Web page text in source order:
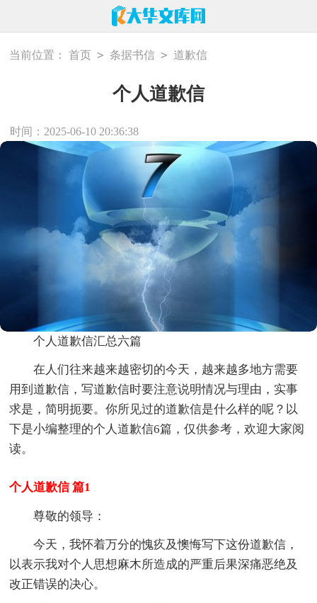
当前位置： 首页 > 条据书信 > 道歉信
个人道歉信
时间：2025-06-10 20:36:38
个人道歉信汇总六篇
在人们往来越来越密切的今天，越来越多地方需要
用到道歉信，写道歉信时要注意说明情况与理由，实事
求是，简明扼要。你所见过的道歉信是什么样的呢？以
下是小编整理的个人道歉信6篇，仅供参考，欢迎大家阅
读。
个人道歉信 篇1
尊敬的领导：
今天，我怀着万分的愧疚及懊悔写下这份道歉信，
以表示我对个人思想麻木所造成的严重后果深痛恶绝及
改正错误的决心。